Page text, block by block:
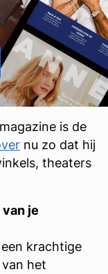
is de
nu zo dat hij
theaters
je
een krachtige
het